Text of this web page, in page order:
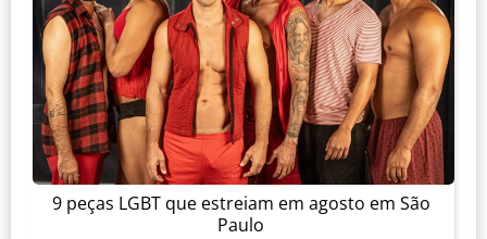
9 peças LGBT que estreiam em agosto em São
Paulo